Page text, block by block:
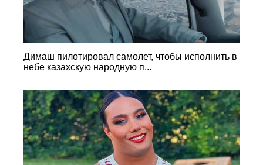
Димаш пилотировал самолет, чтобы исполнить в
небе казахскую народную п...